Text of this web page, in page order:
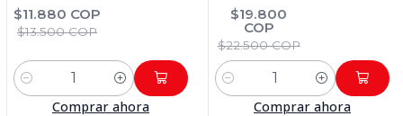
$11.880 COP
$13.500 COP
Cantidad
Comprar ahora
$19.800
COP
$22.500 COP
Cantidad
Comprar ahora